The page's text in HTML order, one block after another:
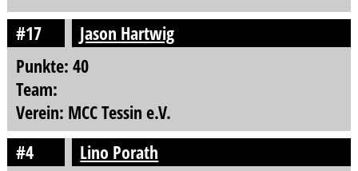
#17
Jason Hartwig
Punkte: 40
Team:
Verein: MCC Tessin e.V.
#4
Lino Porath